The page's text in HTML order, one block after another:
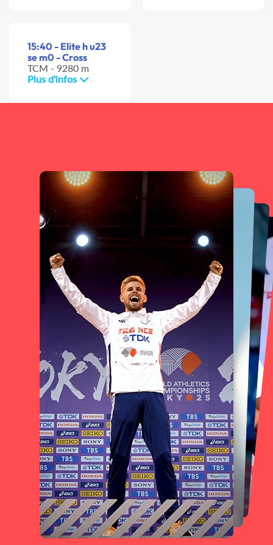
15:40 - Elite h u23
se m0 - Cross
TCM - 9280 m
Plus d'infos